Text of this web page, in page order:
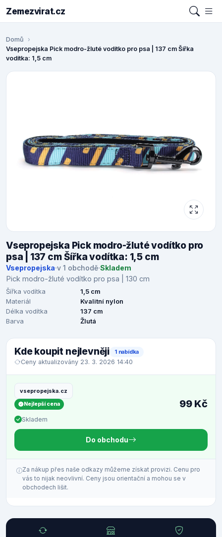
Zemezvirat.cz
Domů
Vsepropejska Pick modro-žluté vodítko pro psa | 137 cm Šířka
vodítka: 1,5 cm
Vsepropejska Pick modro-žluté vodítko pro
psa | 137 cm Šířka vodítka: 1,5 cm
Vsepropejska·v 1 obchodě·Skladem
Pick modro-žluté vodítko pro psa | 130 cm
Šířka vodítka
1,5 cm
Materiál
Kvalitní nylon
Délka vodítka
137 cm
Barva
Žlutá
Kde koupit nejlevněji 1 nabídka
Ceny aktualizovány 23. 3. 2026 14:40
vsepropejska.cz
Nejlepší cena
Skladem
99 Kč
Do obchodu
Za nákup přes naše odkazy můžeme získat provizi. Cenu pro
vás to nijak neovlivní. Ceny jsou orientační a mohou se v
obchodech lišit.